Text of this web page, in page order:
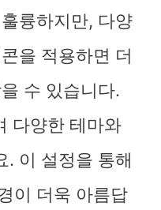
륭하지만, 다양
을 적용하면 더
수 있습니다.
다양한 테마와
. 이 설정을 통해
이 더욱 아름답